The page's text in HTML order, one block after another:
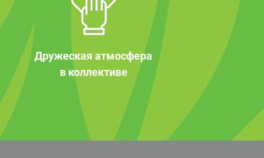
Дружеская атмосфера
в коллективе